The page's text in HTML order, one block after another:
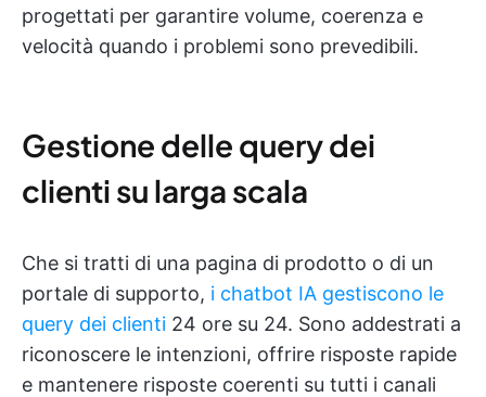
progettati per garantire volume, coerenza e
velocità quando i problemi sono prevedibili.
Gestione delle query dei
clienti su larga scala
Che si tratti di una pagina di prodotto o di un
portale di supporto, i chatbot IA gestiscono le
query dei clienti 24 ore su 24. Sono addestrati a
riconoscere le intenzioni, offrire risposte rapide
e mantenere risposte coerenti su tutti i canali